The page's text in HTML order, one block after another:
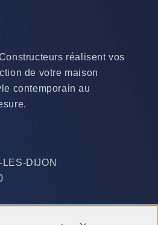
réalisent vos
de votre maison
contemporain au
DIJON